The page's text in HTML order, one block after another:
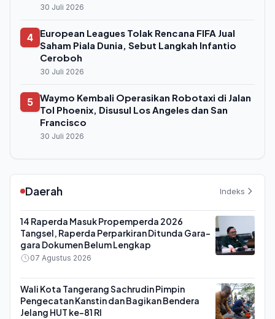
30 Juli 2026
4
European Leagues Tolak Rencana FIFA Jual
Saham Piala Dunia, Sebut Langkah Infantio
Ceroboh
30 Juli 2026
5 Waymo Kembali Operasikan Robotaxi di Jalan
Tol Phoenix, Disusul Los Angeles dan San
Francisco
30 Juli 2026
Daerah Indeks
14 Raperda Masuk Propemperda 2026
Tangsel, Raperda Perparkiran Ditunda Gara-
gara Dokumen Belum Lengkap
07 Agustus 2026
Wali Kota Tangerang Sachrudin Pimpin
Pengecatan Kanstin dan Bagikan Bendera
Jelang HUT ke-81 RI